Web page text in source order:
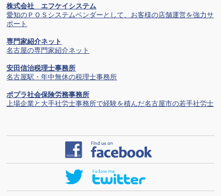
株式会社 エフケイシステム
愛知のＰＯＳシステムベンダーとして、お客様の店舗運営を強力サ
ポート
専門家紹介ネット
名古屋の専門家紹介ネット
安田信治税理士事務所
名古屋駅・年中無休の税理士事務所
ポプラ社会保険労務事務所
上場企業と大手社労士事務所で経験を積んだ名古屋市の若手社労士